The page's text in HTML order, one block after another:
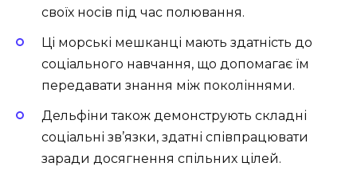
своїх носів під час полювання.
Ці морські мешканці мають здатність до
соціального навчання, що допомагає їм
передавати знання між поколіннями.
Дельфіни також демонструють складні
соціальні зв’язки, здатні співпрацювати
заради досягнення спільних цілей.